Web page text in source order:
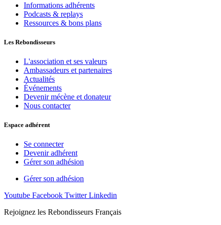
Informations adhérents
Podcasts & replays
Ressources & bons plans
Les Rebondisseurs
L'association et ses valeurs
Ambassadeurs et partenaires
Actualités
Événements
Devenir mécène et donateur
Nous contacter
Espace adhérent
Se connecter
Devenir adhérent
Gérer son adhésion
Gérer son adhésion
Youtube Facebook Twitter Linkedin
Rejoignez les Rebondisseurs Français